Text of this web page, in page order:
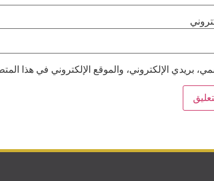
بريدي الإلكتروني، والموقع الإلكتروني في هذا